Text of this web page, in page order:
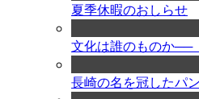
夏季休暇のおしらせ
文化は誰のものか──
長崎の名を冠したパ